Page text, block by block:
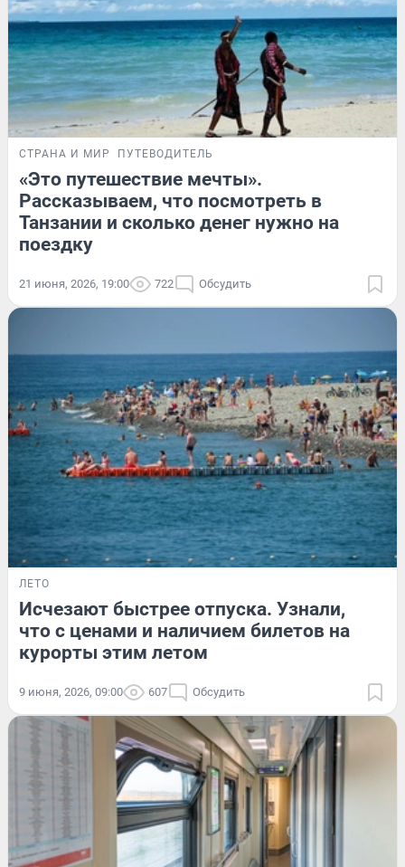
СТРАНА И МИР ПУТЕВОДИТЕЛЬ
«Это путешествие мечты».
Рассказываем, что посмотреть в
Танзании и сколько денег нужно на
поездку
21 июня, 2026, 19:00 722 Обсудить
ЛЕТО
Исчезают быстрее отпуска. Узнали,
что с ценами и наличием билетов на
курорты этим летом
9 июня, 2026, 09:00 607 Обсудить